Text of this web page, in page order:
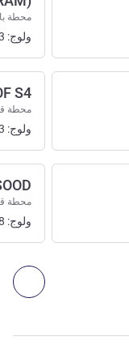
محطة
ولوج:
S4
محطة
ولوج:
محطة
ولوج: